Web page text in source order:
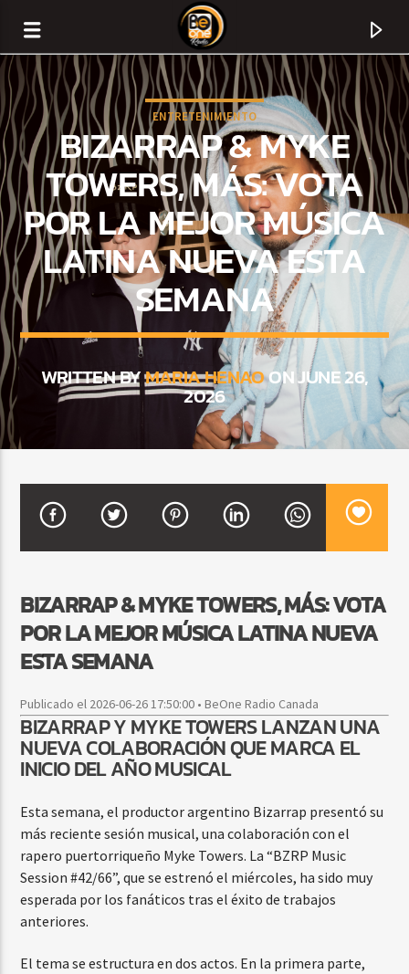
CURRENT TRACK
TITLE
ARTIST
CURRENT SHOW
MEZCLA TROPICAL Y SALSA
1:00 PM 3:00 PM
Beone Radio
ENTRETENIMIENTO
BIZARRAP & MYKE
TOWERS, MÁS: VOTA
POR LA MEJOR MÚSICA
LATINA NUEVA ESTA
SEMANA
WRITTEN BYMARIA HENAOON JUNE 26,
2026
BIZARRAP & MYKE TOWERS, MÁS: VOTA
POR LA MEJOR MÚSICA LATINA NUEVA
ESTA SEMANA
Publicado el 2026-06-26 17:50:00 • BeOne Radio Canada
BIZARRAP Y MYKE TOWERS LANZAN UNA
NUEVA COLABORACIÓN QUE MARCA EL
INICIO DEL AÑO MUSICAL
Esta semana, el productor argentino Bizarrap presentó su
más reciente sesión musical, una colaboración con el
rapero puertorriqueño Myke Towers. La “BZRP Music
Session #42/66”, que se estrenó el miércoles, ha sido muy
esperada por los fanáticos tras el éxito de trabajos
anteriores.
El tema se estructura en dos actos. En la primera parte,